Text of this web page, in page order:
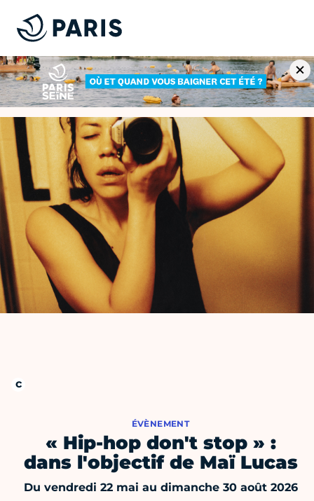
ÉVÈNEMENT
« Hip-hop don't stop » :
dans l'objectif de Maï Lucas
Du vendredi 22 mai au dimanche 30 août 2026